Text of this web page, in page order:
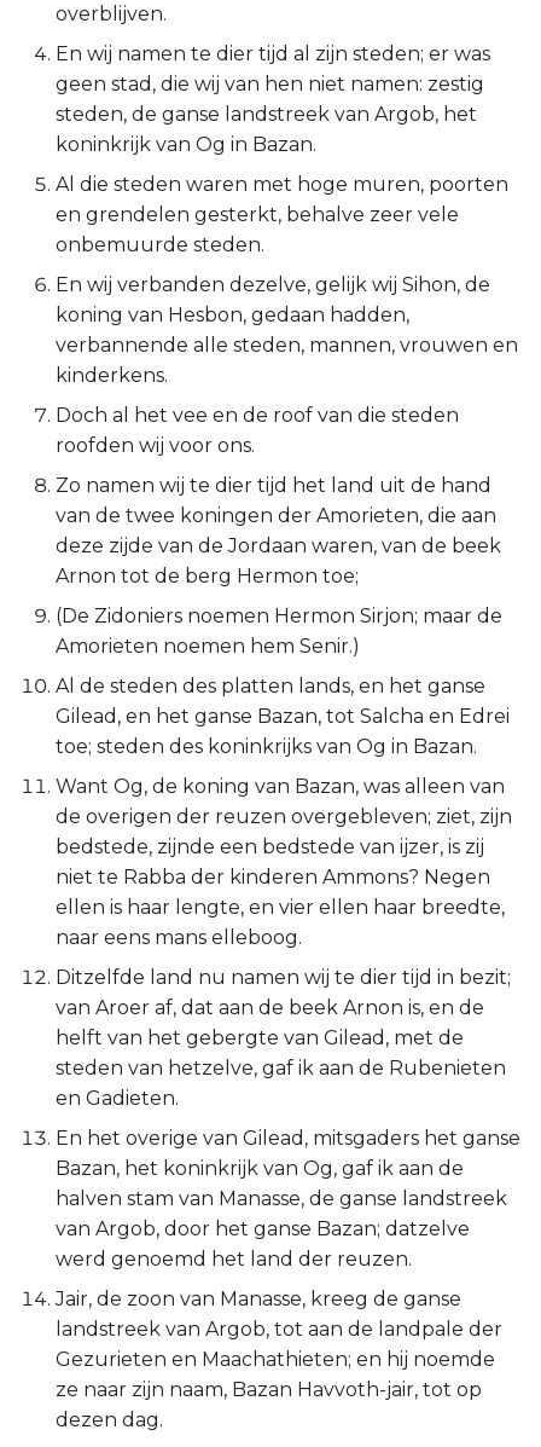
Éfeze
Filipenzen
1 Thessalonicenzen
2 Thessalonicenzen
1 Timótheüs
2 Timótheüs
Filémon
Hebreeën
Jakobus
1 Petrus
2 Petrus
1 Johannes
2 Johannes
3 Johannes
Openbaring
overblijven.
En wij namen te dier tijd al zijn steden; er was
geen stad, die wij van hen niet namen: zestig
steden, de ganse landstreek van Argob, het
koninkrijk van Og in Bazan.
Al die steden waren met hoge muren, poorten
en grendelen gesterkt, behalve zeer vele
onbemuurde steden.
En wij verbanden dezelve, gelijk wij Sihon, de
koning van Hesbon, gedaan hadden,
verbannende alle steden, mannen, vrouwen en
kinderkens.
Doch al het vee en de roof van die steden
roofden wij voor ons.
Zo namen wij te dier tijd het land uit de hand
van de twee koningen der Amorieten, die aan
deze zijde van de Jordaan waren, van de beek
Arnon tot de berg Hermon toe;
(De Zidoniers noemen Hermon Sirjon; maar de
Amorieten noemen hem Senir.)
Al de steden des platten lands, en het ganse
Gilead, en het ganse Bazan, tot Salcha en Edrei
toe; steden des koninkrijks van Og in Bazan.
Want Og, de koning van Bazan, was alleen van
de overigen der reuzen overgebleven; ziet, zijn
bedstede, zijnde een bedstede van ijzer, is zij
niet te Rabba der kinderen Ammons? Negen
ellen is haar lengte, en vier ellen haar breedte,
naar eens mans elleboog.
Ditzelfde land nu namen wij te dier tijd in bezit;
van Aroer af, dat aan de beek Arnon is, en de
helft van het gebergte van Gilead, met de
steden van hetzelve, gaf ik aan de Rubenieten
en Gadieten.
En het overige van Gilead, mitsgaders het ganse
Bazan, het koninkrijk van Og, gaf ik aan de
halven stam van Manasse, de ganse landstreek
van Argob, door het ganse Bazan; datzelve
werd genoemd het land der reuzen.
Jair, de zoon van Manasse, kreeg de ganse
landstreek van Argob, tot aan de landpale der
Gezurieten en Maachathieten; en hij noemde
ze naar zijn naam, Bazan Havvoth-jair, tot op
dezen dag.